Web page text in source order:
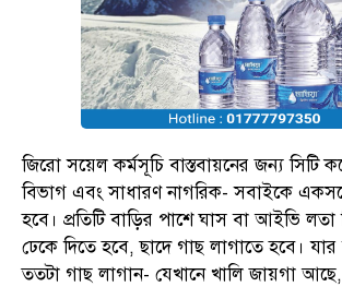
জিরো সয়েল কর্মসূচি বাস্তবায়নের জন্য সিটি
বিভাগ এবং সাধারণ নাগরিক- সবাইকে
হবে। প্রতিটি বাড়ির পাশে ঘাস বা আইভি লতা
ঢেকে দিতে হবে, ছাদে গাছ লাগাতে হবে। যার
ততটা গাছ লাগান- যেখানে খালি জায়গা